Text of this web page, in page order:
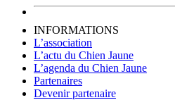
INFORMATIONS
L’association
L’actu du Chien Jaune
L’agenda du Chien Jaune
Partenaires
Devenir partenaire